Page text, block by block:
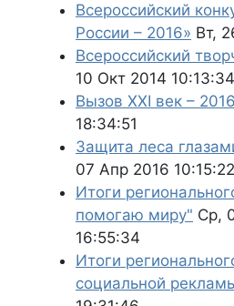
Всероссийский
России – 2016» Вт,
Всероссийский
10 Окт 2014 10:13:34
Вызов XXI век – 2016
18:34:51
Защита леса
07 Апр 2016 10:15:22
Итоги
помогаю миру" Ср,
16:55:34
Итоги
социальной